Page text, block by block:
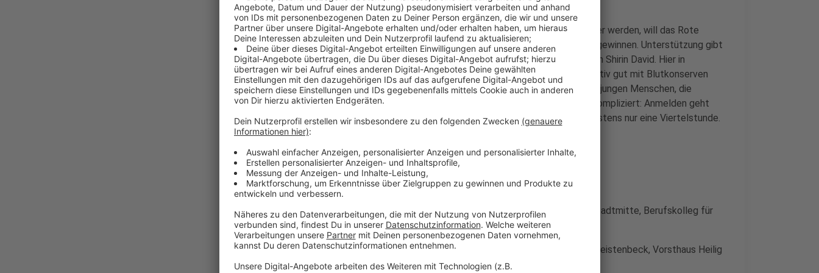
Weil die Spendenbereitschaft sinkt und die Blutkonserven knapper werden, will das Rote
Kreuz dieses Jahr mit einer großen Kampagne mehr Blutspender gewinnen. Unterstützung gibt
es etwa von Fußball-Nationalspieler Toni Kroos oder der Musikerin Shirin David. Hier in
Mönchengladbach waren Krankenhäuser und Co. zuletzt zwar relativ gut mit Blutkonserven
versorgt - es fehlt laut Blutspendedienst West aber vor allem an jungen Menschen, die
regelmäßig spenden. Dabei geht das inzwischen sogar relativ unkompliziert: Anmelden geht
online, vor Ort gibt's kaum Wartezeiten und das Ganze dauert meistens nur eine Viertelstunde.
Die nächsten Termine in Mönchengladbach:
Di, 25.06.2024: 16:00 Uhr - 19:30 Uhr, 41065 Mönchengladbach, Stadtmitte, Berufskolleg für
Technik, Platz der Republik 1
Do, 04.07.2024: 14:30 Uhr - 19:00 Uhr, 41199 Mönchengladbach, Geistenbeck, Vorsthaus Heilig
Geist, Stapper Weg 331